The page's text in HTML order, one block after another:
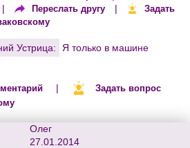
| Переслать другу |
Задать
Устрица:
Я только в машине
|
Задать вопрос
Олег
27.01.2014